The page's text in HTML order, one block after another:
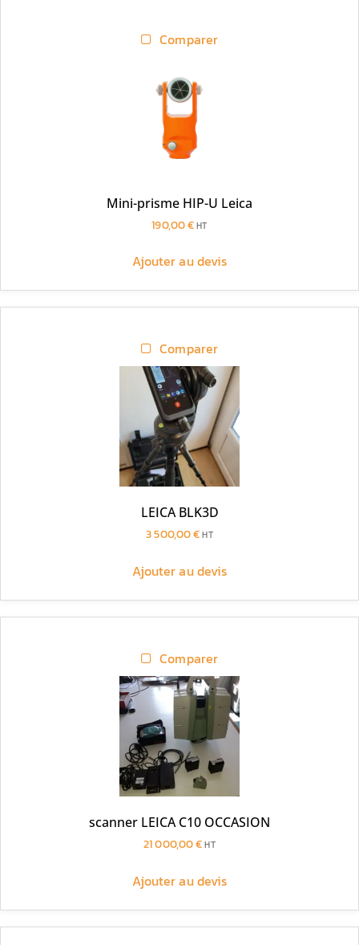
Comparer
Mini-prisme HIP-U Leica
190,00€ HT
Ajouter au devis
Comparer
LEICA BLK3D
3 500,00€ HT
Ajouter au devis
Comparer
scanner LEICA C10 OCCASION
21 000,00€ HT
Ajouter au devis